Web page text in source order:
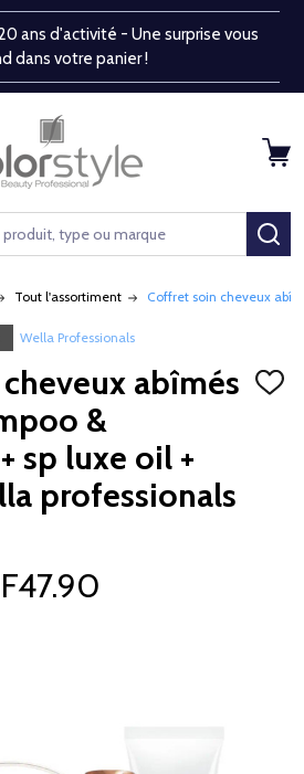
ans d'activité - Une surprise vous
dans votre panier !
Tout l'assortiment Coffret soin cheveux
Wella Professionals
abîmés
&
sp luxe oil +
professionals